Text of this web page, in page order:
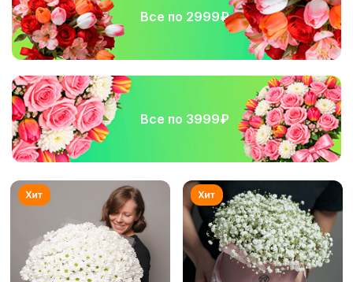
Все по 2999₽
Все по 3999₽